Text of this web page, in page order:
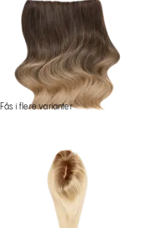
Fås i flere varianter